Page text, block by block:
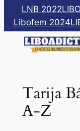
Saltar
contenido
LNB 2022
Libofem 2024
Tarija
A-Z